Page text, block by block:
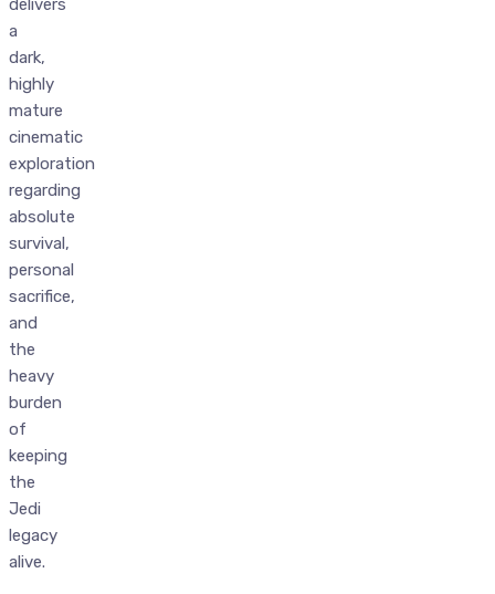
delivers
a
dark,
highly
mature
cinematic
exploration
regarding
absolute
survival,
personal
sacrifice,
and
the
heavy
burden
of
keeping
the
Jedi
legacy
alive.